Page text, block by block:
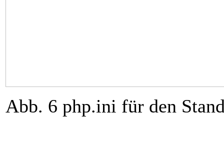
Abb. 6 php.ini für den